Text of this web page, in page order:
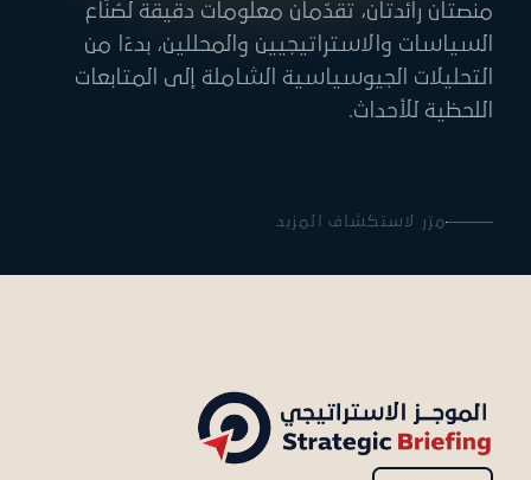
منصتان رائدتان، تقدّمان معلومات دقيقة لصُنّاع
السياسات والاستراتيجيين والمحللين، بدءًا من
التحليلات الجيوسياسية الشاملة إلى المتابعات
اللحظية للأحداث.
مرّر لاستكشاف المزيد